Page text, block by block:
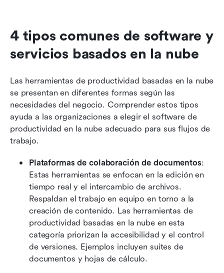
4 tipos comunes de software y
servicios basados en la nube
Las herramientas de productividad basadas en la nube
se presentan en diferentes formas según las
necesidades del negocio. Comprender estos tipos
ayuda a las organizaciones a elegir el software de
productividad en la nube adecuado para sus flujos de
trabajo.
Plataformas de colaboración de documentos:
Estas herramientas se enfocan en la edición en
tiempo real y el intercambio de archivos.
Respaldan el trabajo en equipo en torno a la
creación de contenido. Las herramientas de
productividad basadas en la nube en esta
categoría priorizan la accesibilidad y el control
de versiones. Ejemplos incluyen suites de
documentos y hojas de cálculo.